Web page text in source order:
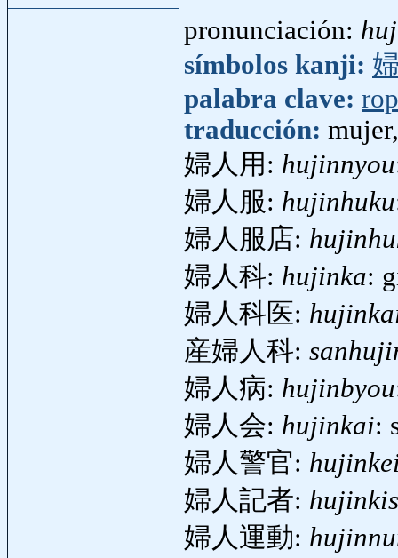
pronunciación:
símbolos kanji:
palabra clave:
traducción:
婦人用: hujinnyou
婦人服: hujinhuku
婦人服店:
婦人科: hujinka:
婦人科医:
産婦人科:
婦人病: hujinbyou
婦人会: hujinkai:
婦人警官:
婦人記者:
婦人運動: